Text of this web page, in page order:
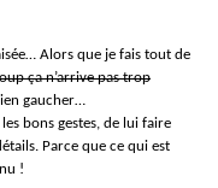
Alors que je fais tout de
ça n’arrive pas trop
gaucher…
bons gestes, de lui faire
Parce que ce qui est
!